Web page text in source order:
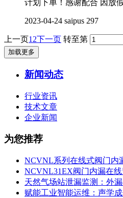
计划下单！感谢配合 因放
2023-04-24 saipus 297
上一页1 2下一页 转至第
加载更多
新闻动态
行业资讯
技术文章
企业新闻
为您推荐
NCVNL系列在线式阀门内
NCVNL31EX阀门内漏在
天然气场站泄漏监测：外
赋能工业智能运维：声学